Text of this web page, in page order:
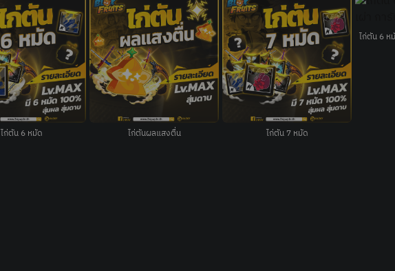
ไก่ตันผลแสงตื่น ไก่ตัน 7 หมัด
ไก่ตัน 6 หมัด V4T10 สุ่มเผ่า การันตรี
ผลโหด